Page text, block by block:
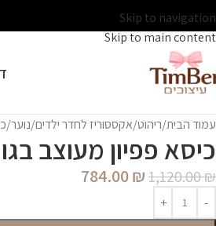
Skip to navigation
Skip to main content
עמוד הבית ריהוט/אקססוריז לחדר ילדים/נוער
כיסא פפיון מעוצב
1,120.00₪
784.00₪